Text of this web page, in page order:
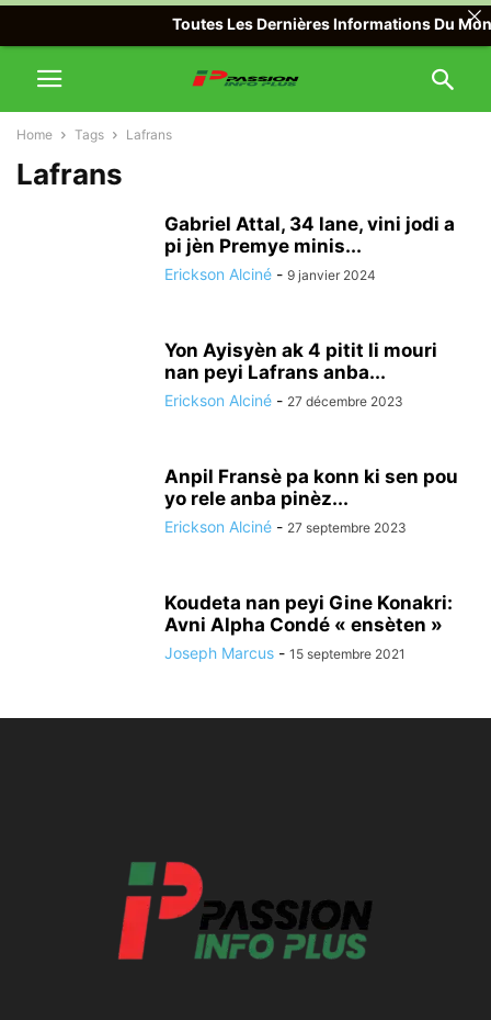
Home Tags Lafrans
Lafrans
Gabriel Attal, 34 lane, vini jodi a
pi jèn Premye minis...
Erickson Alciné - 9 janvier 2024
Yon Ayisyèn ak 4 pitit li mouri
nan peyi Lafrans anba...
Erickson Alciné - 27 décembre 2023
Anpil Fransè pa konn ki sen pou
yo rele anba pinèz...
Erickson Alciné - 27 septembre 2023
Koudeta nan peyi Gine Konakri:
Avni Alpha Condé « ensèten »
Joseph Marcus - 15 septembre 2021
Toutes Les Dernières Informations Du